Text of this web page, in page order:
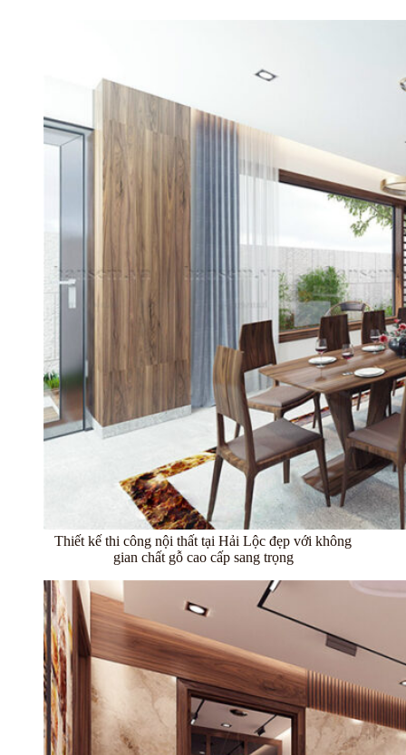
Thiết kế thi công nội thất tại Hải Lộc đẹp với không
gian chất gỗ cao cấp sang trọng